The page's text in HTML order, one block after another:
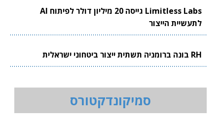
Limitless Labs גייסה 20 מיליון דולר לפיתוח AI
לתעשיית הייצור
RH בונה ברומניה תשתית ייצור ביטחוני ישראלית
סמיקונדקטורס